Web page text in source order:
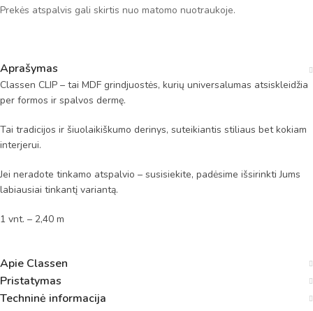
Prekės atspalvis gali skirtis nuo matomo nuotraukoje.
Aprašymas
Classen CLIP – tai MDF grindjuostės, kurių universalumas atsiskleidžia
per formos ir spalvos dermę.
Tai tradicijos ir šiuolaikiškumo derinys, suteikiantis stiliaus bet kokiam
interjerui.
Jei neradote tinkamo atspalvio – susisiekite, padėsime išsirinkti Jums
labiausiai tinkantį variantą.
​1 vnt. – 2,40 m
Apie Classen
Pristatymas
Techninė informacija